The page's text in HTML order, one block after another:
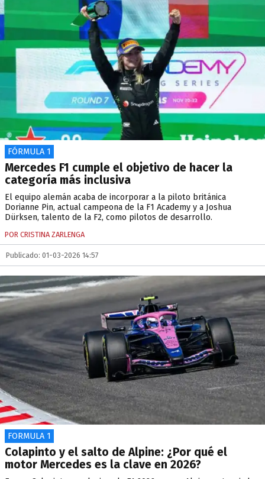
FÓRMULA 1
Mercedes F1 cumple el objetivo de hacer la
categoría más inclusiva
El equipo alemán acaba de incorporar a la piloto británica
Dorianne Pin, actual campeona de la F1 Academy y a Joshua
Dürksen, talento de la F2, como pilotos de desarrollo.
POR CRISTINA ZARLENGA
Publicado: 01-03-2026 14:57
FORMULA 1
Colapinto y el salto de Alpine: ¿Por qué el
motor Mercedes es la clave en 2026?